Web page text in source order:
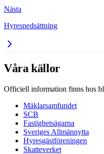
Nästa
Hyresnedsättning
Våra källor
Officiell information finns hos
Mäklarsamfundet
SCB
Fastighetsägarna
Sveriges Allmännytta
Hyresgästföreningen
Skatteverket